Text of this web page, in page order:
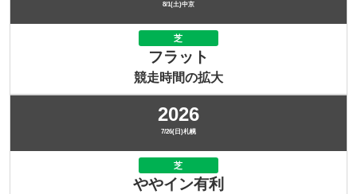
8/1(土)中京
芝
フラット
競走時間の拡大
2026
7/26(日)札幌
芝
ややイン有利